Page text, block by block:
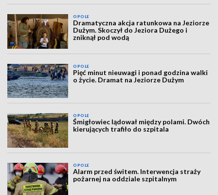
OPOLE
Dramatyczna akcja ratunkowa na Jeziorze
Dużym. Skoczył do Jeziora Dużego i
zniknął pod wodą
OPOLE
Pięć minut nieuwagi i ponad godzina walki
o życie. Dramat na Jeziorze Dużym
OPOLE
Śmigłowiec lądował między polami. Dwóch
kierujących trafiło do szpitala
OPOLE
Alarm przed świtem. Interwencja straży
pożarnej na oddziale szpitalnym